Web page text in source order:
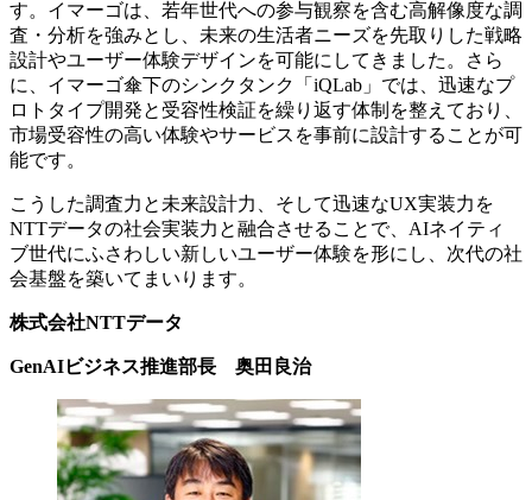
す。イマーゴは、若年世代への参与観察を含む高解像度な調
査・分析を強みとし、未来の生活者ニーズを先取りした戦略
設計やユーザー体験デザインを可能にしてきました。さら
に、イマーゴ傘下のシンクタンク「iQLab」では、迅速なプ
ロトタイプ開発と受容性検証を繰り返す体制を整えており、
市場受容性の高い体験やサービスを事前に設計することが可
能です。
こうした調査力と未来設計力、そして迅速なUX実装力を
NTTデータの社会実装力と融合させることで、AIネイティ
ブ世代にふさわしい新しいユーザー体験を形にし、次代の社
会基盤を築いてまいります。
株式会社NTTデータ
GenAIビジネス推進部長 奥田良治